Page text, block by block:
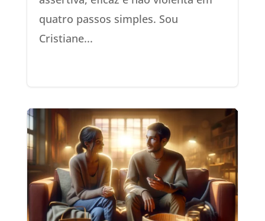
quatro passos simples. Sou
Cristiane...